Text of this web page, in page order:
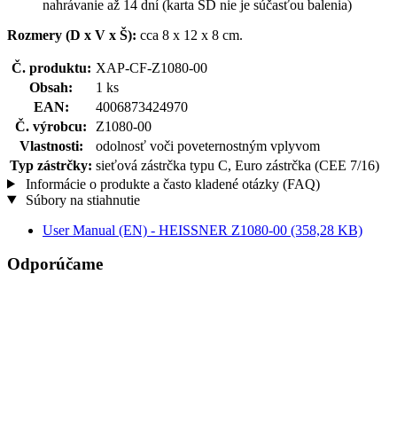
nahrávanie až 14 dní (karta SD nie je súčasťou balenia)
Rozmery (D x V x Š): cca 8 x 12 x 8 cm.
Č. produktu: XAP-CF-Z1080-00
Obsah:
1 ks
EAN:
4006873424970
Č. výrobcu:
Z1080-00
Vlastnosti:
odolnosť voči poveternostným vplyvom
Typ zástrčky: sieťová zástrčka typu C, Euro zástrčka (CEE 7/16)
Informácie o produkte a často kladené otázky (FAQ)
Súbory na stiahnutie
User Manual (EN) - HEISSNER Z1080-00 (358,28 KB)
Odporúčame